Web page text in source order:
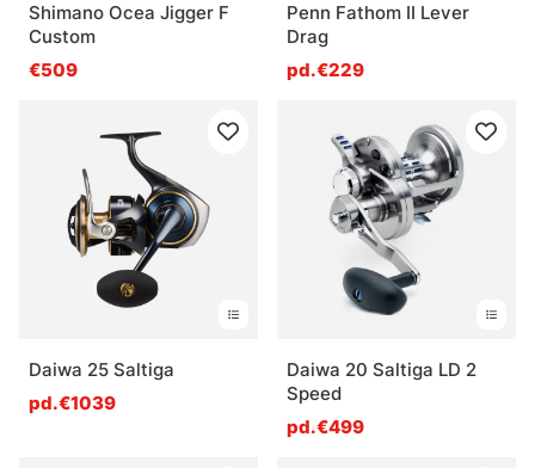
Shimano Ocea Jigger F
Custom
€509
Penn Fathom II Lever
Drag
pd.€229
Daiwa 25 Saltiga
pd.€1039
Daiwa 20 Saltiga LD 2
Speed
pd.€499